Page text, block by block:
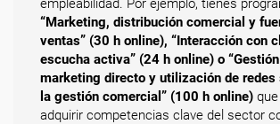
empleabilidad. Por ejemplo, tienes
“Marketing, distribución comercial y
ventas” (30 h online), “Interacción con
escucha activa” (24 h online) o
marketing directo y utilización de redes
la gestión comercial” (100 h online)
adquirir competencias clave del sector